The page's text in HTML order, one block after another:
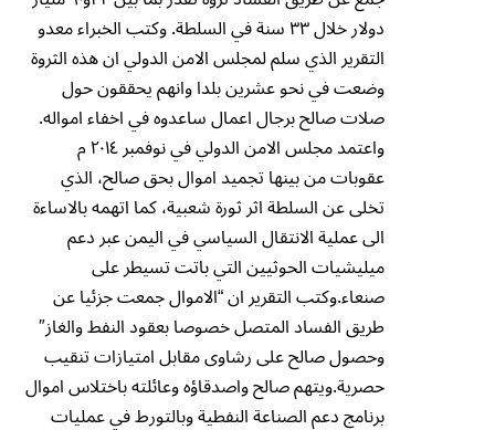
دولار خلال ٣٣ سنة في السلطة. وكتب الخبراء معدو
التقرير الذي سلم لمجلس الامن الدولي ان هذه الثروة
وضعت في نحو عشرين بلدا وانهم يحققون حول
صلات صالح برجال اعمال ساعدوه في اخفاء امواله.
واعتمد مجلس الامن الدولي في نوفمبر ٢٠١٤ م
عقوبات من بينها تجميد اموال بحق صالح، الذي
تخلى عن السلطة اثر ثورة شعبية، كما اتهمه بالاساءة
الى عملية الانتقال السياسي في اليمن عبر دعم
ميليشيات الحوثيين التي باتت تسيطر على
صنعاء.وكتب التقرير ان “الاموال جمعت جزئيا عن
طريق الفساد المتصل خصوصا بعقود النفط والغاز″
وحصول صالح على رشاوى مقابل امتيازات تنقيب
حصرية.ويتهم صالح واصدقاؤه وعائلته باختلاس اموال
برنامج دعم الصناعة النفطية وبالتورط في عمليات